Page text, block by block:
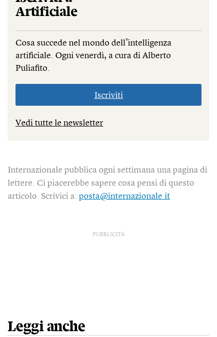
Artificiale
Cosa succede nel mondo dell’intelligenza
artificiale. Ogni venerdì, a cura di Alberto
Puliafito.
Iscriviti
Vedi tutte le newsletter
Internazionale pubblica ogni settimana una pagina di
lettere. Ci piacerebbe sapere cosa pensi di questo
articolo. Scrivici a: posta@internazionale.it
PUBBLICITÀ
Leggi anche